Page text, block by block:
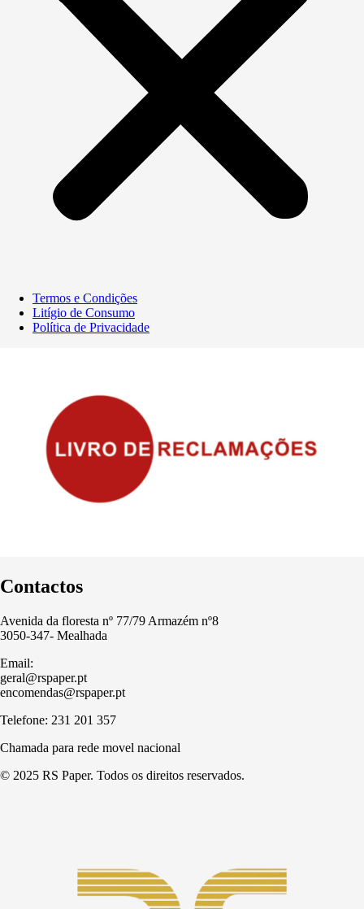
Termos e Condições
Litígio de Consumo
Política de Privacidade
Contactos
Avenida da floresta nº 77/79 Armazém nº8
3050-347- Mealhada
Email:
geral@rspaper.pt
encomendas@rspaper.pt
Telefone: 231 201 357
Chamada para rede movel nacional
© 2025 RS Paper. Todos os direitos reservados.